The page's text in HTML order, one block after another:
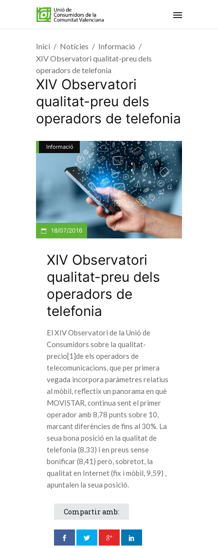
Inici Notícies
Informació
XIV Observatori qualitat-preu dels
operadors de telefonia
XIV Observatori
qualitat-preu dels
operadors de telefonia
Informació
18/07/2016
XIV Observatori
qualitat-preu dels
operadors de
telefonia
El XIV Observatori de la Unió de
Consumidors sobre la qualitat-
precio[1]de els operadors de
telecomunicacions, que per primera
vegada incorpora paràmetres relatius
al mòbil, reflectix un panorama en què
MOVISTAR, continua sent el primer
operador amb 8,78 punts sobre 10,
marcant diferències de fins al 30%. La
seua bona posició en la qualitat de
telefonia (8,33) i en preus sense
bonificar (8,41) però, sobretot, la
qualitat en Internet (fix i mòbil, 9,59) ,
apuntalen la seua posició.
Compartir amb: